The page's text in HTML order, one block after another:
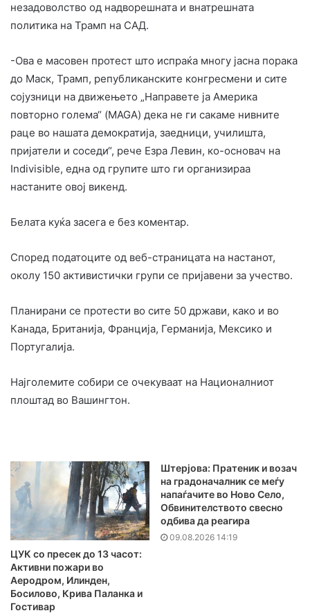
незадоволство од надворешната и внатрешната
политика на Трамп на САД.
-Ова е масовен протест што испраќа многу јасна порака
до Маск, Трамп, републиканските конгресмени и сите
сојузници на движењето „Направете ја Америка
повторно голема“ (MAGA) дека не ги сакаме нивните
раце во нашата демократија, заедници, училишта,
пријатели и соседи“, рече Езра Левин, ко-основач на
Indivisible, една од групите што ги организираа
настаните овој викенд.
Белата куќа засега е без коментар.
Според податоците од веб-страницата на настанот,
околу 150 активистички групи се пријавени за учество.
Планирани се протести во сите 50 држави, како и во
Канада, Британија, Франција, Германија, Мексико и
Португалија.
Најголемите собири се очекуваат на Националниот
плоштад во Вашингтон.
ЦУК со пресек до 13 часот:
Активни пожари во
Аеродром, Илинден,
Босилово, Крива Паланка и
Гостивар
Штерјова: Пратеник и возач
на градоначалник се меѓу
напаѓачите во Ново Село,
Обвинителството свесно
одбива да реагира
09.08.2026 14:19